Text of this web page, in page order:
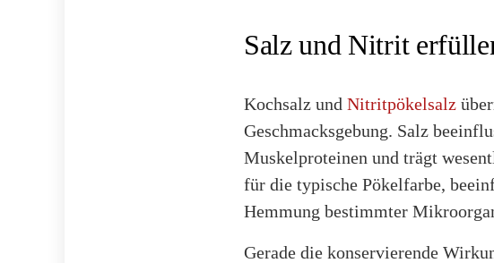
Salz und Nitrit
Kochsalz und Nitritpökelsalz
Geschmacksgebung. Salz
Muskelproteinen und trägt
für die typische Pökelfarbe,
Hemmung bestimmter
Gerade die konservierende